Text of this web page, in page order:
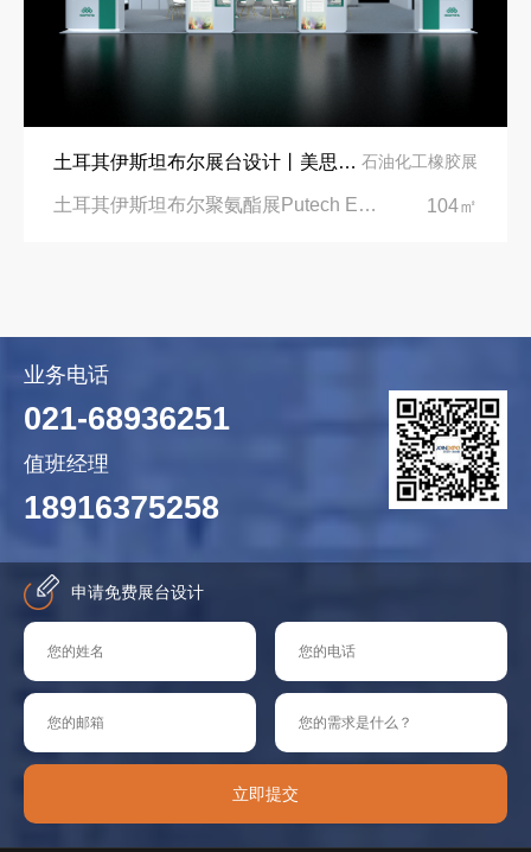
土耳其伊斯坦布尔展台设计丨美思德创新产品，打造聚氨酯行业标杆 石油化工橡胶展
土耳其伊斯坦布尔聚氨酯展Putech Eurasia|土耳其国际会展中心 104㎡
业务电话
021-68936251
值班经理
18916375258
申请免费展台设计
立即提交